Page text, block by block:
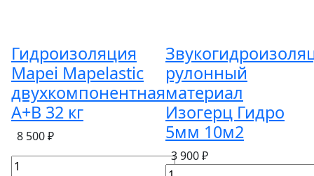
Гидроизоляция
Mapei Mapelastic
двухкомпонентная
A+B 32 кг
8 500 ₽
рулонный
материал
Изогерц Гидро
5мм 10м2
3 900 ₽